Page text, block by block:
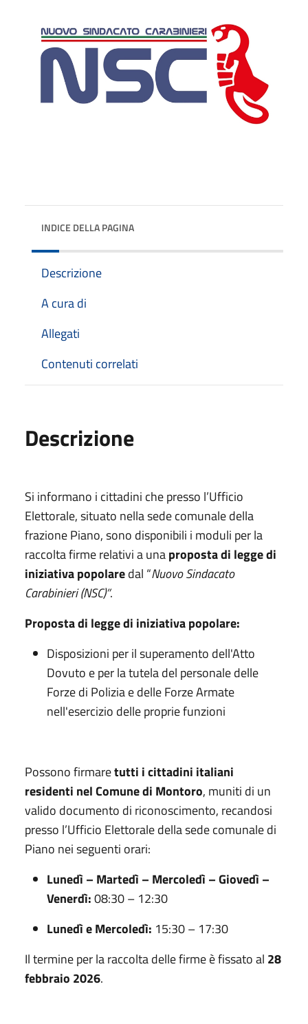
INDICE DELLA PAGINA
Descrizione
A cura di
Allegati
Contenuti correlati
Descrizione
Si informano i cittadini che presso l’Ufficio
Elettorale, situato nella sede comunale della
frazione Piano, sono disponibili i moduli per la
raccolta firme relativi a unaproposta di legge di
iniziativa popolaredal “Nuovo Sindacato
Carabinieri (NSC)”.
Proposta di legge di iniziativa popolare:
Disposizioni per il superamento dell'Atto
Dovuto e per la tutela del personale delle
Forze di Polizia e delle Forze Armate
nell'esercizio delle proprie funzioni
Possono firmaretutti i cittadini italiani
residenti nel Comune di Montoro, muniti di un
valido documento di riconoscimento, recandosi
presso l’Ufficio Elettorale della sede comunale di
Piano nei seguenti orari:
Lunedì – Martedì – Mercoledì – Giovedì –
Venerdì:08:30 – 12:30
Lunedì e Mercoledì: 15:30 – 17:30
Il termine per la raccolta delle firme è fissato al 28
febbraio 2026.